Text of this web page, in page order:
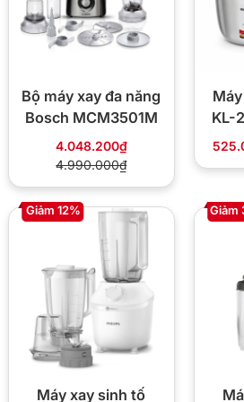
Bộ máy xay đa năng
Bosch MCM3501M
4.048.200₫
4.990.000₫
KL-
Giảm 12%
Máy xay sinh tố
Giảm